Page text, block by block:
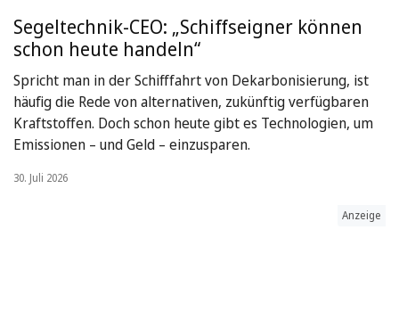
Segeltechnik-CEO: „Schiffseigner können
schon heute handeln“
Spricht man in der Schifffahrt von Dekarbonisierung, ist
häufig die Rede von alternativen, zukünftig verfügbaren
Kraftstoffen. Doch schon heute gibt es Technologien, um
Emissionen – und Geld – einzusparen.
30. Juli 2026
Anzeige